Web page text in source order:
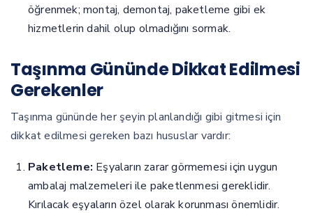
öğrenmek; montaj, demontaj, paketleme gibi ek
hizmetlerin dahil olup olmadığını sormak.
Taşınma Gününde Dikkat Edilmesi
Gerekenler
Taşınma gününde her şeyin planlandığı gibi gitmesi için
dikkat edilmesi gereken bazı hususlar vardır:
Paketleme: Eşyaların zarar görmemesi için uygun
ambalaj malzemeleri ile paketlenmesi gereklidir.
Kırılacak eşyaların özel olarak korunması önemlidir.